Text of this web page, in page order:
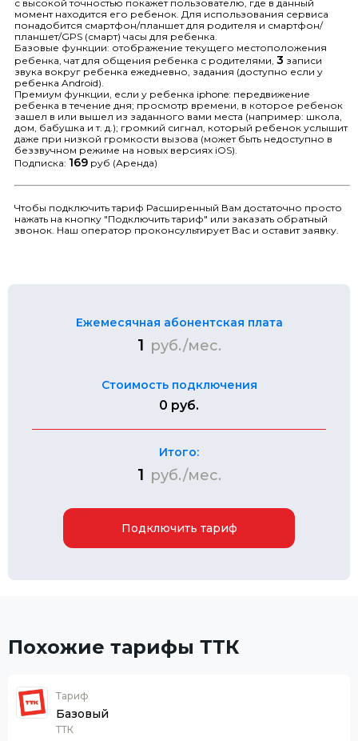
с высокой точностью покажет пользователю, где в данный
момент находится его ребенок. Для использования сервиса
понадобится смартфон/планшет для родителя и смартфон/
планшет/GPS (смарт) часы для ребенка.
Базовые функции: отображение текущего местоположения
ребенка, чат для общения ребенка с родителями, 3 записи
звука вокруг ребенка ежедневно, задания (доступно если у
ребенка Android).
Премиум функции, если у ребенка iphone: передвижение
ребенка в течение дня; просмотр времени, в которое ребенок
зашел в или вышел из заданного вами места (например: школа,
дом, бабушка и т. д.); громкий сигнал, который ребенок услышит
даже при низкой громкости вызова (может быть недоступно в
беззвучном режиме на новых версиях iOS).
Подписка: 169 руб (Аренда)
Чтобы подключить тариф Расширенный Вам достаточно просто
нажать на кнопку "Подключить тариф" или заказать обратный
звонок. Наш оператор проконсультирует Вас и оставит заявку.
Ежемесячная абонентская плата
1 руб./мес.
Стоимость подключения
0 руб.
Итого:
1 руб./мес.
Подключить тариф
Похожие тарифы ТТК
Тариф
Базовый
ТТК